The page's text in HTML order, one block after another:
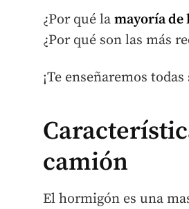
¿Por qué la mayoría de
¿Por qué son las más
¡Te enseñaremos
camión
El hormigón es una